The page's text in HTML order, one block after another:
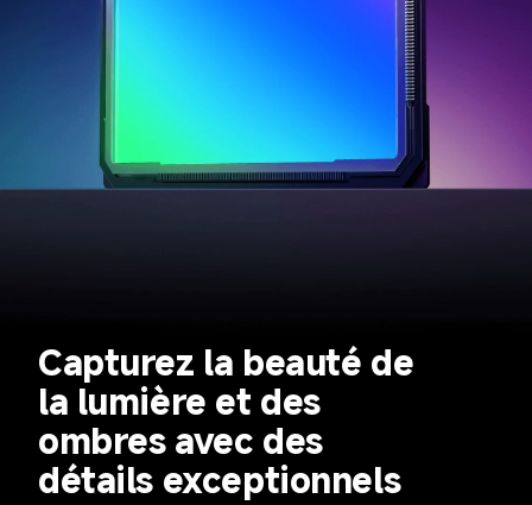
Capturez la beauté de
la lumière et des
ombres avec des
détails exceptionnels